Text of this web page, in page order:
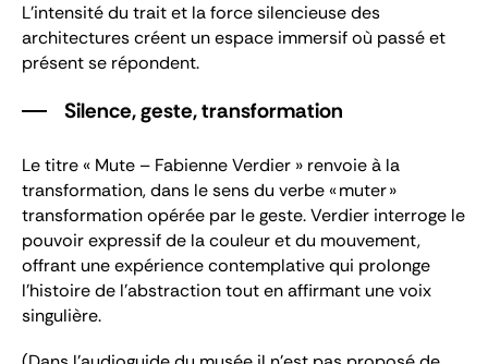
L’intensité du trait et la force silencieuse des
architectures créent un espace immersif où passé et
présent se répondent.
Silence, geste, transformation
Le titre « Mute – Fabienne Verdier » renvoie à la
transformation, dans le sens du verbe «muter»
transformation opérée par le geste. Verdier interroge le
pouvoir expressif de la couleur et du mouvement,
offrant une expérience contemplative qui prolonge
l’histoire de l’abstraction tout en affirmant une voix
singulière.